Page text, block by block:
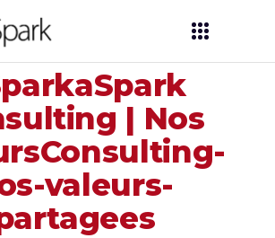
| Nos
valeurs-